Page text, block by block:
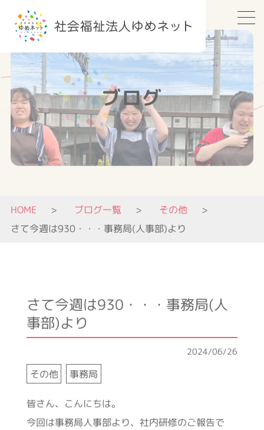
ブログ
HOME ブログ一覧
その他
さて今週は930・・・事務局(人事部)より
さて今週は930・・・事務局(人
事部)より
その他 事務局
2024/06/26
皆さん、こんにちは。
今回は事務局人事部より、社内研修のご報告で